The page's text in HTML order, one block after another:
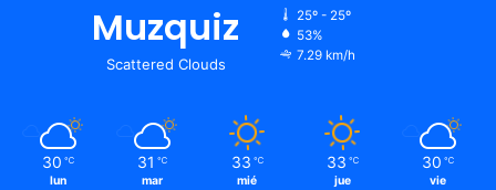
Muzquiz
Scattered Clouds
25º - 25º
53%
7.29 km/h
30 ℃
lun
31 ℃
mar
33 ℃
mié
33 ℃
jue
30 ℃
vie